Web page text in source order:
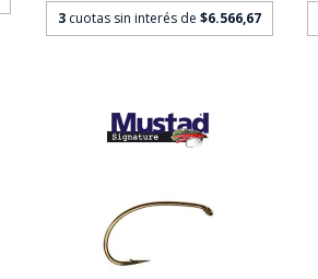
3 cuotas sin interés de $6.566,67